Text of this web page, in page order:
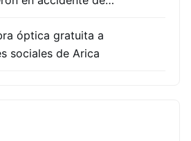
óptica gratuita a
sociales de Arica